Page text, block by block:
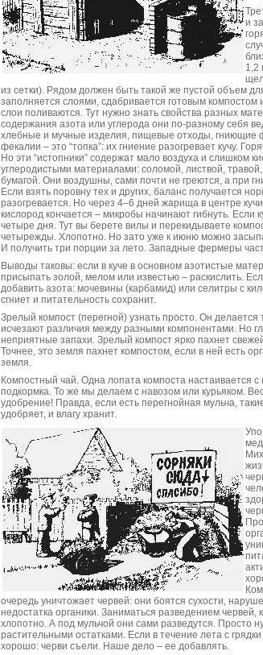
и
1,2
из сетки). Рядом должен быть такой же пустой объем
заполняется слоями, сдабривается готовым компостом
слои поливаются. Тут нужно знать свойства разных
содержания азота или углерода они по-разному себя
хлебные и мучные изделия, пищевые отходы, гниющие
фекалии – это “топка”: их гниение разогревает кучу.
Но эти “истопники” содержат мало воздуха и слишком
углеродистыми материалами: соломой, листвой,
бумагой. Они воздушны, сами почти не греются, а при
Если взять поровну тех и других, баланс получается
разогревается. Но через 4–6 дней жарища в центре
кислород кончается – микробы начинают гибнуть. Если
четыре дня. Тут вы берете вилы и перекидываете
четырежды. Хлопотно. Но зато уже к июню можно
И получить три порции за лето. Западные фермеры
Выводы таковы: если в куче в основном азотистые
присыпать золой, мелом или известью – раскислить.
добавить азота: мочевины (карбамид) или селитры с
сгниет и питательность сохранит.
Зрелый компост (перегной) узнать просто. Он
исчезают различия между разными компонентами. Но
неприятные запахи. Зрелый компост ярко пахнет
Точнее, это земля пахнет компостом, если в ней есть
земля.
Компостный чай. Одна лопата компоста настаивается
подкормка. То же мы делаем с навозом или курьяком.
удобрение! Правда, если есть перегнойная мульча,
удобряет, и влагу хранит.
очередь уничтожает червей: они боятся сухости,
недостатка органики. Заниматься разведением червей,
хлопотно. А под мульчой они сами разведутся. Просто
растительными остатками. Если в течение лета с
хорошо: черви съели. Наше дело – ее добавлять.